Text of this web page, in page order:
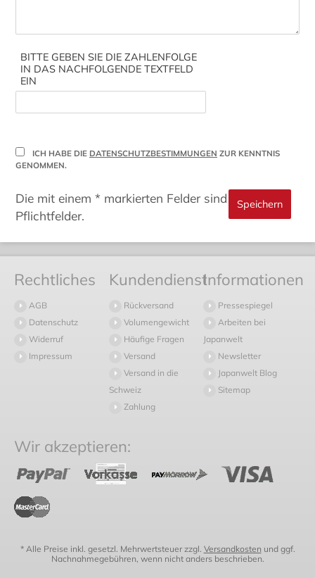
BITTE GEBEN SIE DIE ZAHLENFOLGE
IN DAS NACHFOLGENDE TEXTFELD
EIN
ICH HABE DIE DATENSCHUTZBESTIMMUNGEN ZUR KENNTNIS
GENOMMEN.
Die mit einem * markierten Felder sind
Pflichtfelder.
Rechtliches
AGB
Datenschutz
Widerruf
Impressum
Kundendienst
Rückversand
Volumengewicht
Häufige Fragen
Versand
Versand in die
Schweiz
Zahlung
Informationen
Pressespiegel
Arbeiten bei
Japanwelt
Newsletter
Japanwelt Blog
Sitemap
Wir akzeptieren:
* Alle Preise inkl. gesetzl. Mehrwertsteuer zzgl. Versandkosten und ggf.
Nachnahmegebühren, wenn nicht anders beschrieben.